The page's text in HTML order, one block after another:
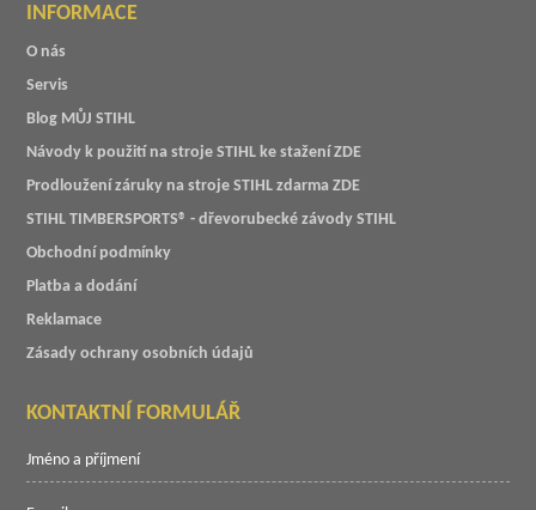
INFORMACE
O nás
Servis
Blog MŮJ STIHL
Návody k použití na stroje STIHL ke stažení ZDE
Prodloužení záruky na stroje STIHL zdarma ZDE
STIHL TIMBERSPORTS® - dřevorubecké závody STIHL
Obchodní podmínky
Platba a dodání
Reklamace
Zásady ochrany osobních údajů
KONTAKTNÍ FORMULÁŘ